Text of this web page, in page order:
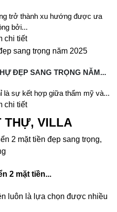
trở thành xu hướng được ưa
bởi...
chi tiết
ĐẸP SANG TRỌNG NĂM...
là sự kết hợp giữa thẩm mỹ và...
chi tiết
THỰ, VILLA
2 mặt tiền...
luôn là lựa chọn được nhiều